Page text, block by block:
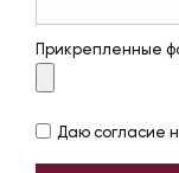
Прикрепленные
Даю согласие